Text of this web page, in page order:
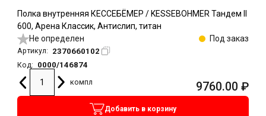
Полка внутренняя КЕССЕБЁМЕР / KESSEBOHMER Тандем II
600, Арена Классик, Антислип, титан
Не определен
Под заказ
Артикул: 2370660102
Код:
0000/146874
компл
9760.00 ₽
Добавить в корзину